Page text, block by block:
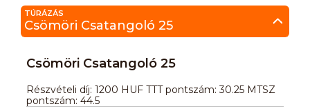
TÚRÁZÁS
Csömöri Csatangoló 25
Csömöri Csatangoló 25
Részvételi díj: 1200 HUF TTT pontszám: 30.25 MTSZ
pontszám: 44.5